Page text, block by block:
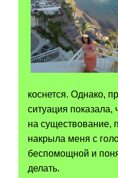
коснется. Однако,
ситуация показала,
на существование,
накрыла меня с
беспомощной и
делать.